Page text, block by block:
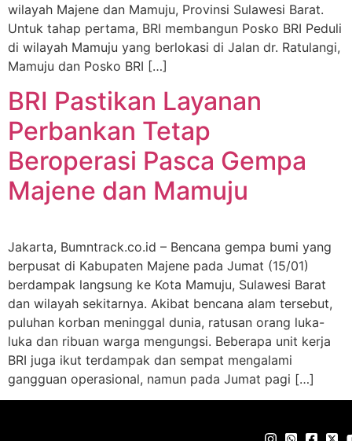
wilayah Majene dan Mamuju, Provinsi Sulawesi Barat.
Untuk tahap pertama, BRI membangun Posko BRI Peduli
di wilayah Mamuju yang berlokasi di Jalan dr. Ratulangi,
Mamuju dan Posko BRI […]
BRI Pastikan Layanan
Perbankan Tetap
Beroperasi Pasca Gempa
Majene dan Mamuju
Jakarta, Bumntrack.co.id – Bencana gempa bumi yang
berpusat di Kabupaten Majene pada Jumat (15/01)
berdampak langsung ke Kota Mamuju, Sulawesi Barat
dan wilayah sekitarnya. Akibat bencana alam tersebut,
puluhan korban meninggal dunia, ratusan orang luka-
luka dan ribuan warga mengungsi. Beberapa unit kerja
BRI juga ikut terdampak dan sempat mengalami
gangguan operasional, namun pada Jumat pagi […]